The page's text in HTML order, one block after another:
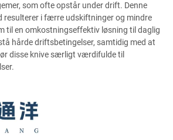
som ofte opstår under drift. Denne
resulterer i færre udskiftninger og mindre
til en omkostningseffektiv løsning til daglig
hårde driftsbetingelser, samtidig med at
disse knive særligt værdifulde til